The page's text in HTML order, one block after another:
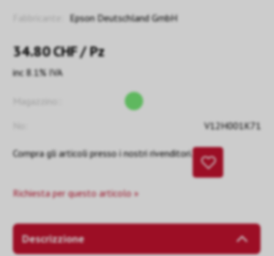
Epson Deutschland GmbH
34.80CHF/ Pz
inc 8.1% IVA
V12H001K71
Compra gli articoli presso i nostri rivenditori.
Richiesta per questo articolo »
Descrizzione